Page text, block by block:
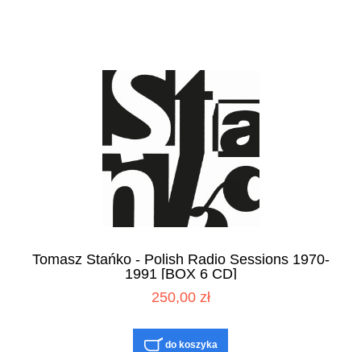
Tomasz Stańko - Polish Radio Sessions 1970-
1991 [BOX 6 CD]
250,00 zł
do koszyka